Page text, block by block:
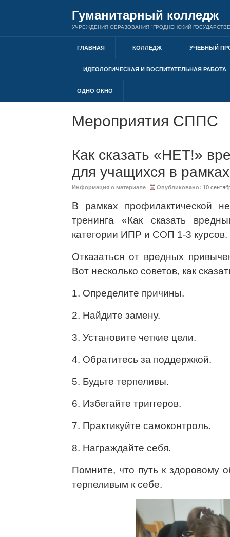
Гуманитарный колледж
УЧРЕЖДЕНИЯ ОБРАЗОВАНИЯ "ГРОДНЕНСКИЙ
ГЛАВНАЯ КОЛЛЕДЖ УЧЕБНЫЙ
ИДЕОЛОГИЧЕСКАЯ И ВОСПИТАТЕЛЬНАЯ РАБОТА
ОДНО ОКНО
Мероприятия СППС
Как сказать «НЕТ!»
для учащихся в
Информация о материале Опубликовано: 10
В рамках профилактической
тренинга «Как сказать
категории ИПР и СОП 1-3 курсов.
Отказаться от вредных
Вот несколько советов, как
1. Определите причины.
2. Найдите замену.
3. Установите четкие цели.
4. Обратитесь за поддержкой.
5. Будьте терпеливы.
6. Избегайте триггеров.
7. Практикуйте самоконтроль.
8. Награждайте себя.
Помните, что путь к здоровому
терпеливым к себе.